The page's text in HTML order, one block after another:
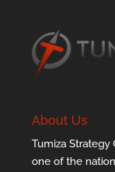
About Us
Tumiza Strategy
one of the